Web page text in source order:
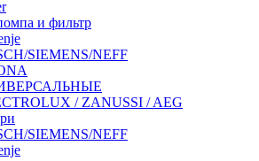
и фильтр
SIEMENS/NEFF
/ ZANUSSI / AEG
SIEMENS/NEFF